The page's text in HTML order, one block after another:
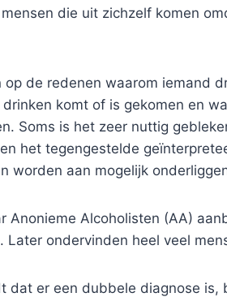
die uit zichzelf komen
de redenen waarom iemand
komt of is gekomen en
Soms is het zeer nuttig
het tegengestelde
worden aan mogelijk
Anonieme Alcoholisten (AA)
ondervinden heel veel
dat er een dubbele diagnose